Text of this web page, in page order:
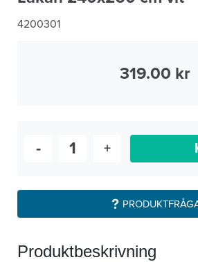
4200301
319.00
- +
Produktbeskrivning